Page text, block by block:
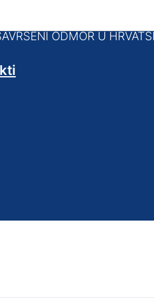
sadržaj
ODMOR U